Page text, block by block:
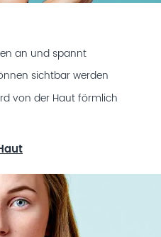
an und spannt
sichtbar werden
von der Haut förmlich